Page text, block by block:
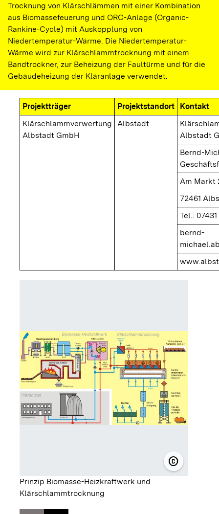
Trocknung von Klärschlämmen mit einer Kombination
aus Biomassefeuerung und ORC-Anlage (Organic-
Rankine-Cycle) mit Auskopplung von
Niedertemperatur-Wärme. Die Niedertemperatur-
Wärme wird zur Klärschlammtrocknung mit einem
Bandtrockner, zur Beheizung der Faultürme und für die
Gebäudeheizung der Kläranlage verwendet.
Projektträger Projektstandort
Kontakt
Klärschlammverwertung
Albstadt GmbH
Albstadt
Albstadt
Bernd-
Am Markt
72461
Tel.:
bernd-
copyright
©
Prinzip Biomasse-Heizkraftwerk und
Klärschlammtrocknung